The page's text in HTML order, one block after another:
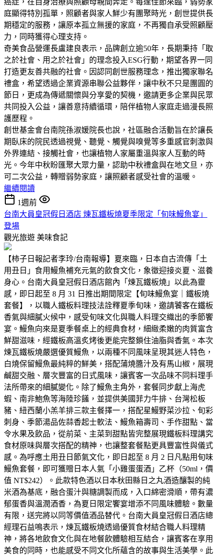
庭顯得特別孤單，照顧者與家人鮮少有團聚時光，創世提供長
期穩定的服務，讓原本孤立無援的家庭，不再獨自承受照顧壓
力，同時獲得心理支持。
奇美食品營運長盧建良表示，品牌創立逾50年，長期秉持「取
之於社會、用之於社會」的理念投入ESG行動，期望各界一同
打造更友善共融的社會。因認同創世服務理念，推出獨家聯名
禮盒，希望透過企業資源串聯公益夥伴，讓中秋不只是團圓的
節日，更成為傳遞關懷與分享愛的契機，邀請更多企業與民眾
共同投入公益，讓善意持續循環，陪伴植物人家庭走過漫長照
護歷程。
創世基金會台南院孫淑媛院長也說，社區融合活動旨在於讓長
期臥床的院民透過視覺、聽覺、觸覺與嗅覺等多重感官刺激與
外界連結、接觸社會，也讓植物人家屬重溫與家人互動的時
光。今年中秋盼匯聚大眾力量，認助中秋禮盒與在地文旦，亦
可二次公益，轉贈弱勢家庭，讓照顧者感受社會的溫暖。
繼續閱讀
1週前
台南大員皇冠假日酒店 煉瓦鐵板燒夏季限定「旬味鰻魚宴」
登場
觀光旅遊 美味食記
【柿子日報記者李玲/台南報導】夏來臨，日本自古流傳「土
用丑日」食用鰻魚補充元氣的飲食文化，象徵迎接炎夏、滋養
身心。台南大員皇冠假日酒店館內「煉瓦鐵板燒」以此為靈
感，即日起至 8 月 31 日推出期間限定【旬味鰻魚宴｜鐵板燒
套餐】，以職人鐵板料理技法詮釋夏季旬味，邀請饕客在鐵板
香氣與細膩火候中，感受旬味文化與職人料理交織出的季節饗
宴。鰻魚向來是夏季餐桌上的經典食材，細緻柔嫩的肉質富含
鮮甜滋味，經鐵板高溫炙烤後更能完整鎖住油脂與香氣。本次
煉瓦鐵板燒嚴選優質鰻魚，以兩種不同風味呈現其迷人特色，
白燒保留鰻魚最純粹的鮮美，搭配蒲燒醬汁及有馬山椒，展現
鹹甜交融、層次豐富的日式風味，讓賓客一次品味不同料理手
法所帶來的細膩變化。除了鰻魚主角外，套餐同步獻上海虎
蝦、南非鮑魚等海陸珍饈，並提供美國菲力牛排、台灣松板
豬、紐西蘭小羔羊排三款主餐擇一，搭配星鰻野菜沙拉、旬彩
刺身、季節湯品佐蒜香起士軟法、鰻魚箱壽司、手作甜點、當
令水果及飲品，從前菜、主菜到甜點皆完整展現鐵板料理講究
食材原味與層次搭配的精神，也讓整套餐點更具豐富性與儀式
感。為呼應土用丑日節氣文化，即日起至 8 月 2 日凡點用旬味
鰻魚套餐，即可獲贈日本人氣「小雞蛋蛋酒」乙杯（50ml，價
值 NT$242）。此款特色酒以日本秋田縣日之丸酒造釀製的純
米酒為基底，融合蛋汁與糖調製而成，入口綿密滑順，帶有濃
郁蛋香與溫潤酒香，為夏日限定饗宴增添不同風味體驗。數量
有限，送完將以同等價值酒品替代。台南大員皇冠假日酒店總
經理石益鳴表示，煉瓦鐵板燒透過優質食材結合職人料理精
神，將各地飲食文化與在地餐飲體驗相互結合，讓賓客在享用
美食的同時，也能感受不同文化所蘊含的故事與生活美學。此